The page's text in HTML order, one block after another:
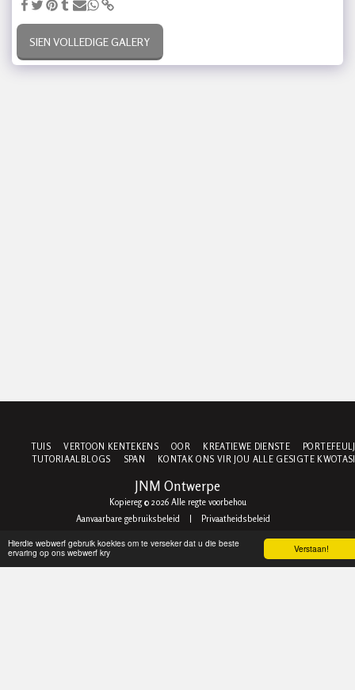
Verstaan!
Hierdie webwerf gebruik koekies om te verseker dat u die beste
ervaring op ons webwerf kry
SIEN VOLLEDIGE GALERY
JNM Ontwerpe
Kopiereg © 2026 Alle regte voorbehou
Aanvaarbare gebruiksbeleid | Privaatheidsbeleid
TUIS VERTOON KENTEKENS OOR KREATIEWE DIENSTE
TUTORIAALBLOGS
SPAN KONTAK ONS ​​VIR JOU ALLE GESIGTE
TEKEN IN